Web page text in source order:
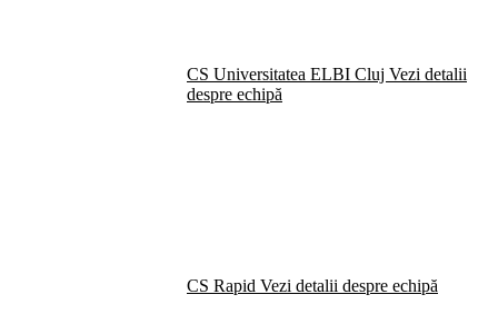
CS Universitatea ELBI Cluj Vezi detalii
despre echipă
CS Rapid Vezi detalii despre echipă